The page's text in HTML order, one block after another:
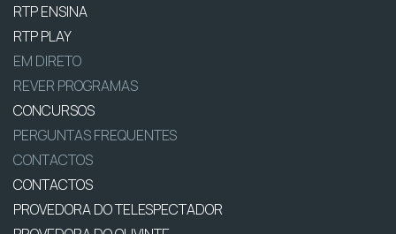
RTP ENSINA
RTP PLAY
EM DIRETO
REVER PROGRAMAS
CONCURSOS
PERGUNTAS FREQUENTES
CONTACTOS
CONTACTOS
PROVEDORA DO TELESPECTADOR